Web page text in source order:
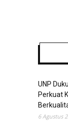
UNP
Perkuat
6 Agustus